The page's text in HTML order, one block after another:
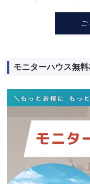
モニターハウス無料